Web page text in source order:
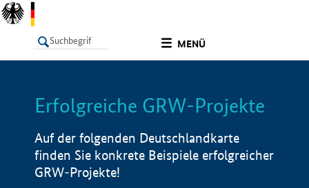
MENÜ
LISTE Info
Erfolgreiche GRW-Projekte
Auf der folgenden Deutschlandkarte
finden Sie konkrete Beispiele erfolgreicher
GRW-Projekte!